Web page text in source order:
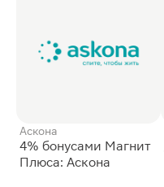
Аскона
4% бонусами Магнит
Плюса: Аскона